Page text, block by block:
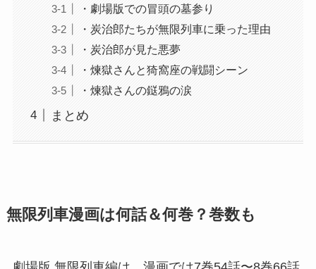
・劇場版での冒頭の墓参り
・炭治郎たちが無限列車に乗った理由
・炭治郎が見た悪夢
・煉獄さんと猗窩座の戦闘シーン
・煉獄さんの鎹鴉の涙
まとめ
無限列車漫画は何話＆何巻？巻数も